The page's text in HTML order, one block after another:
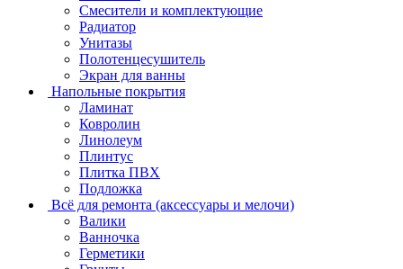
Смесители и комплектующие
Радиатор
Унитазы
Полотенцесушитель
Экран для ванны
Напольные покрытия
Ламинат
Ковролин
Линолеум
Плинтус
Плитка ПВХ
Подложка
Всё для ремонта (аксессуары и мелочи)
Валики
Ванночка
Герметики